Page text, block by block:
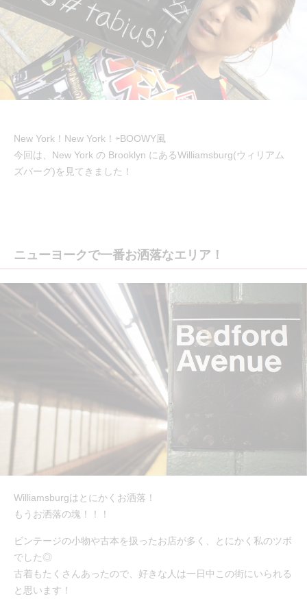
New York！New York！⇦BOOWY風
今回は、New York の Brooklyn にあるWilliamsburg(ウィリアム
ズバーグ)を見てきました！
ニューヨークで一番お洒落なエリア！
Williamsburgはとにかくお洒落！
もうお洒落の塊！！！
ビンテージの小物や古本を扱ったお店が多く、とにかく私のツボ
でした◎
古着もたくさんあったので、好きな人は一日中この街にいられる
と思います！